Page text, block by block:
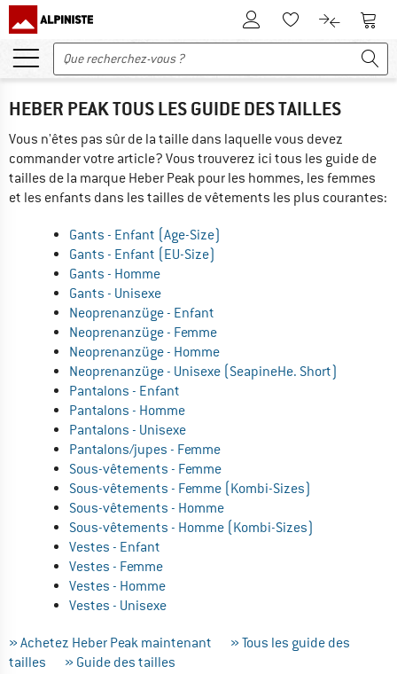
Vers le compte client
Vers la liste
Vers le
HEBER PEAK TOUS LES GUIDE DES TAILLES
Vous n'êtes pas sûr de la taille dans laquelle vous devez
commander votre article? Vous trouverez ici tous les guide de
tailles de la marque Heber Peak pour les hommes, les femmes
et les enfants dans les tailles de vêtements les plus courantes:
Gants - Enfant (Age-Size)
Gants - Enfant (EU-Size)
Gants - Homme
Gants - Unisexe
Neoprenanzüge - Enfant
Neoprenanzüge - Femme
Neoprenanzüge - Homme
Neoprenanzüge - Unisexe (SeapineHe. Short)
Pantalons - Enfant
Pantalons - Homme
Pantalons - Unisexe
Pantalons/jupes - Femme
Sous-vêtements - Femme
Sous-vêtements - Femme (Kombi-Sizes)
Sous-vêtements - Homme
Sous-vêtements - Homme (Kombi-Sizes)
Vestes - Enfant
Vestes - Femme
Vestes - Homme
Vestes - Unisexe
» Achetez Heber Peak maintenant
» Tous les guide des
tailles
» Guide des tailles